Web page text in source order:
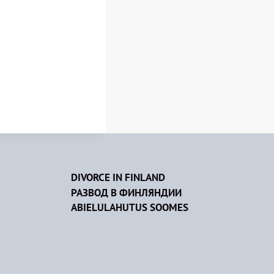
DIVORCE IN FINLAND
РАЗВОД В ФИНЛЯНДИИ
ABIELULAHUTUS SOOMES